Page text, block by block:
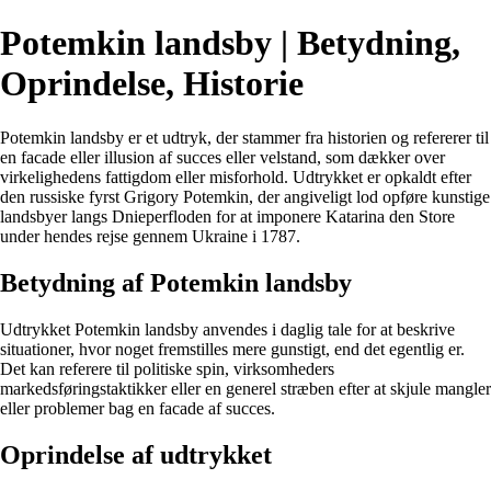
Potemkin landsby | Betydning,
Oprindelse, Historie
Potemkin landsby er et udtryk, der stammer fra historien og refererer til
en facade eller illusion af succes eller velstand, som dækker over
virkelighedens fattigdom eller misforhold. Udtrykket er opkaldt efter
den russiske fyrst Grigory Potemkin, der angiveligt lod opføre kunstige
landsbyer langs Dnieperfloden for at imponere Katarina den Store
under hendes rejse gennem Ukraine i 1787.
Betydning af Potemkin landsby
Udtrykket Potemkin landsby anvendes i daglig tale for at beskrive
situationer, hvor noget fremstilles mere gunstigt, end det egentlig er.
Det kan referere til politiske spin, virksomheders
markedsføringstaktikker eller en generel stræben efter at skjule mangler
eller problemer bag en facade af succes.
Oprindelse af udtrykket